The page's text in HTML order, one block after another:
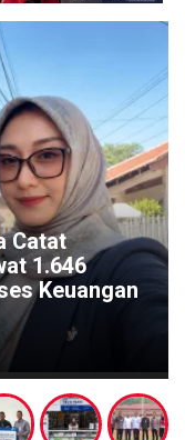
Headline
Festival Kali
Pelestarian
di Titik Nol
1 week ago